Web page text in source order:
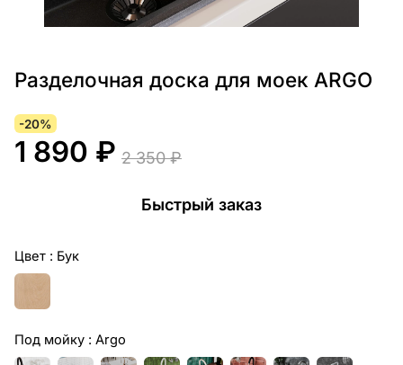
Разделочная доска для моек ARGO
-20%
1 890 ₽ 2 350 ₽
Быстрый заказ
Цвет : Бук
Под мойку : Argo